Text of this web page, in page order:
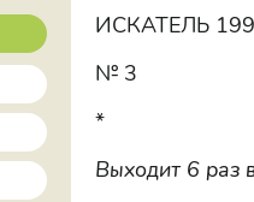
ИСКАТЕЛЬ
№ 3
*
Выходит 6 раз